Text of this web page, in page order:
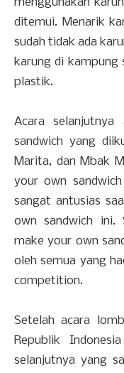
ditemui. Menarik
sudah tidak ada
karung di kampung
plastik.
Acara
sandwich yang
Marita, dan Mbak
your own
sangat antusias
own sandwich ini.
make your own
oleh semua yang
competition.
Setelah acara
Republik
selanjutnya yang